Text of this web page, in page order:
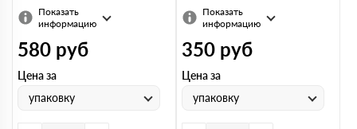
Показать
информацию
580 руб
Цена за
упаковку
Показать
информацию
350 руб
Цена за
упаковку